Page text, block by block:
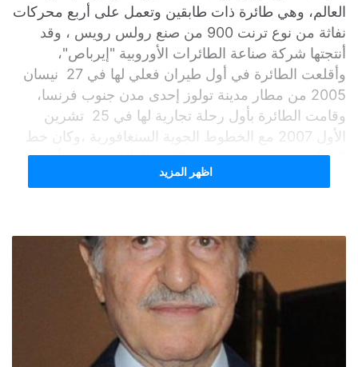
العالم، وهي طائرة ذات طابقين وتعمل على أربع محركات
نفاثة من نوع ترنت 900 من صنع رولس رويس ، وقد
أنتجتها شركة صناعة الطائرات الأوروبية "إيرباص"،
وأقلعت الطائرة في أول طيران فعلي لها في 27 نيسان
2005 من مطار مدينة تولوز إحدى مدن جنوب فرنسا،
وقامت الطائرة بأول رحلة تجارية لها في 25 تشرين
الأول 2007 مع الخطوط الجوية السنغافورية ،وكان خط
الرحلة سنغافورة -سيدني، وكانت الطائرة تسمى أثناء
ومع أن الإيرباص إيه 380 تعد أكبر طائرة ركاب في العالم،
وللطائرة نموذج آخر غير هذا النموذج المخصص للركاب،
وهو نموذج الشحن ايرباص إيه 380-800إف، إذ تعدّ هذه
الطائرة واحدة من أكبر طائرات الشحن الجوي الموجودة
في العالم، وتتفوق حمولتها حمولة طائرة الشحن الروسية
اظهر المزيد